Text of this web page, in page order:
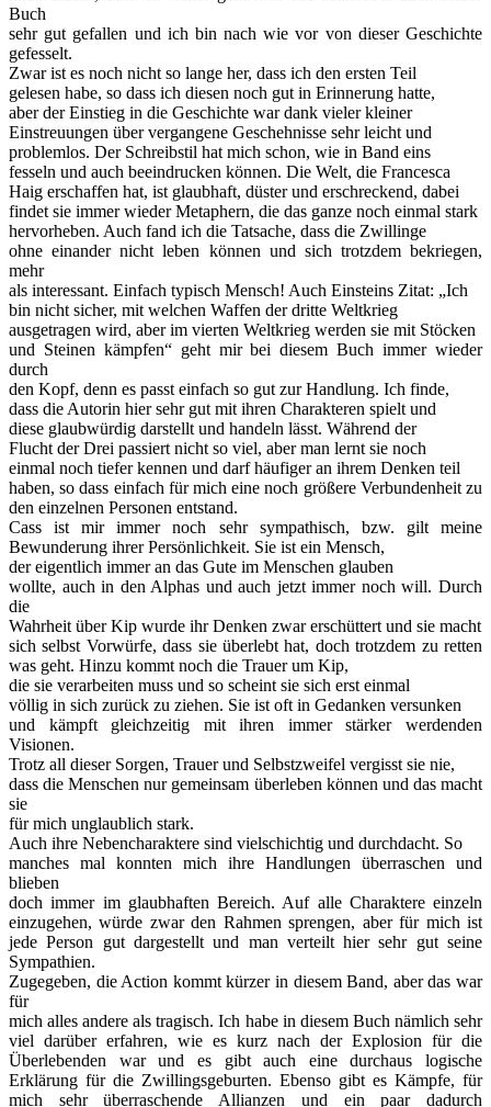
Buch
sehr gut gefallen und ich bin nach wie vor von dieser Geschichte
gefesselt.
Zwar ist es noch nicht so lange her, dass ich den ersten Teil
gelesen habe, so dass ich diesen noch gut in Erinnerung hatte,
aber der Einstieg in die Geschichte war dank vieler kleiner
Einstreuungen über vergangene Geschehnisse sehr leicht und
problemlos. Der Schreibstil hat mich schon, wie in Band eins
fesseln und auch beeindrucken können. Die Welt, die Francesca
Haig erschaffen hat, ist glaubhaft, düster und erschreckend, dabei
findet sie immer wieder Metaphern, die das ganze noch einmal stark
hervorheben. Auch fand ich die Tatsache, dass die Zwillinge
ohne einander nicht leben können und sich trotzdem bekriegen,
mehr
als interessant. Einfach typisch Mensch! Auch Einsteins Zitat: „Ich
bin nicht sicher, mit welchen Waffen der dritte Weltkrieg
ausgetragen wird, aber im vierten Weltkrieg werden sie mit Stöcken
und Steinen kämpfen“ geht mir bei diesem Buch immer wieder
durch
den Kopf, denn es passt einfach so gut zur Handlung. Ich finde,
dass die Autorin hier sehr gut mit ihren Charakteren spielt und
diese glaubwürdig darstellt und handeln lässt. Während der
Flucht der Drei passiert nicht so viel, aber man lernt sie noch
einmal noch tiefer kennen und darf häufiger an ihrem Denken teil
haben, so dass einfach für mich eine noch größere Verbundenheit zu
den einzelnen Personen entstand.
Cass ist mir immer noch sehr sympathisch, bzw. gilt meine
Bewunderung ihrer Persönlichkeit. Sie ist ein Mensch,
der eigentlich immer an das Gute im Menschen glauben
wollte, auch in den Alphas und auch jetzt immer noch will. Durch
die
Wahrheit über Kip wurde ihr Denken zwar erschüttert und sie macht
sich selbst Vorwürfe, dass sie überlebt hat, doch trotzdem zu retten
was geht. Hinzu kommt noch die Trauer um Kip,
die sie verarbeiten muss und so scheint sie sich erst einmal
völlig in sich zurück zu ziehen. Sie ist oft in Gedanken versunken
und kämpft gleichzeitig mit ihren immer stärker werdenden
Visionen.
Trotz all dieser Sorgen, Trauer und Selbstzweifel vergisst sie nie,
dass die Menschen nur gemeinsam überleben können und das macht
sie
für mich unglaublich stark.
Auch ihre Nebencharaktere sind vielschichtig und durchdacht. So
manches mal konnten mich ihre Handlungen überraschen und
blieben
doch immer im glaubhaften Bereich. Auf alle Charaktere einzeln
einzugehen, würde zwar den Rahmen sprengen, aber für mich ist
jede Person gut dargestellt und man verteilt hier sehr gut seine
Sympathien.
Zugegeben, die Action kommt kürzer in diesem Band, aber das war
für
mich alles andere als tragisch. Ich habe in diesem Buch nämlich sehr
viel darüber erfahren, wie es kurz nach der Explosion für die
Überlebenden war und es gibt auch eine durchaus logische
Erklärung für die Zwillingsgeburten. Ebenso gibt es Kämpfe, für
mich sehr überraschende Allianzen und ein paar dadurch